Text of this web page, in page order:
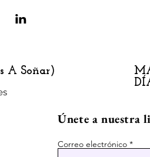
A Soñar)
Únete a nuestra
Correo electrónico